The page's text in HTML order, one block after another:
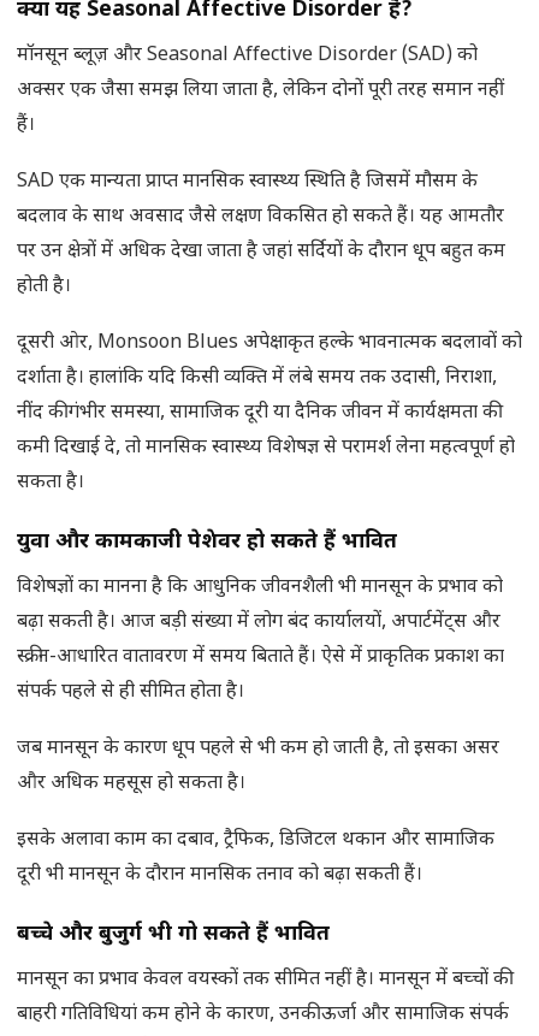
क्या यह Seasonal Affective Disorder है?
मॉनसून ब्लूज़ और Seasonal Affective Disorder (SAD) को
अक्सर एक जैसा समझ लिया जाता है, लेकिन दोनों पूरी तरह समान नहीं
हैं।
SAD एक मान्यता प्राप्त मानसिक स्वास्थ्य स्थिति है जिसमें मौसम के
बदलाव के साथ अवसाद जैसे लक्षण विकसित हो सकते हैं। यह आमतौर
पर उन क्षेत्रों में अधिक देखा जाता है जहां सर्दियों के दौरान धूप बहुत कम
होती है।
दूसरी ओर, Monsoon Blues अपेक्षाकृत हल्के भावनात्मक बदलावों को
दर्शाता है। हालांकि यदि किसी व्यक्ति में लंबे समय तक उदासी, निराशा,
नींद की गंभीर समस्या, सामाजिक दूरी या दैनिक जीवन में कार्यक्षमता की
कमी दिखाई दे, तो मानसिक स्वास्थ्य विशेषज्ञ से परामर्श लेना महत्वपूर्ण हो
सकता है।
युवा और कामकाजी पेशेवर हो सकते हैं प्रभावित
विशेषज्ञों का मानना है कि आधुनिक जीवनशैली भी मानसून के प्रभाव को
बढ़ा सकती है। आज बड़ी संख्या में लोग बंद कार्यालयों, अपार्टमेंट्स और
स्क्रीन-आधारित वातावरण में समय बिताते हैं। ऐसे में प्राकृतिक प्रकाश का
संपर्क पहले से ही सीमित होता है।
जब मानसून के कारण धूप पहले से भी कम हो जाती है, तो इसका असर
और अधिक महसूस हो सकता है।
इसके अलावा काम का दबाव, ट्रैफिक, डिजिटल थकान और सामाजिक
दूरी भी मानसून के दौरान मानसिक तनाव को बढ़ा सकती हैं।
बच्चे और बुजुर्ग भी गो सकते हैं प्रभावित
मानसून का प्रभाव केवल वयस्कों तक सीमित नहीं है। मानसून में बच्चों की
बाहरी गतिविधियां कम होने के कारण, उनकी ऊर्जा और सामाजिक संपर्क